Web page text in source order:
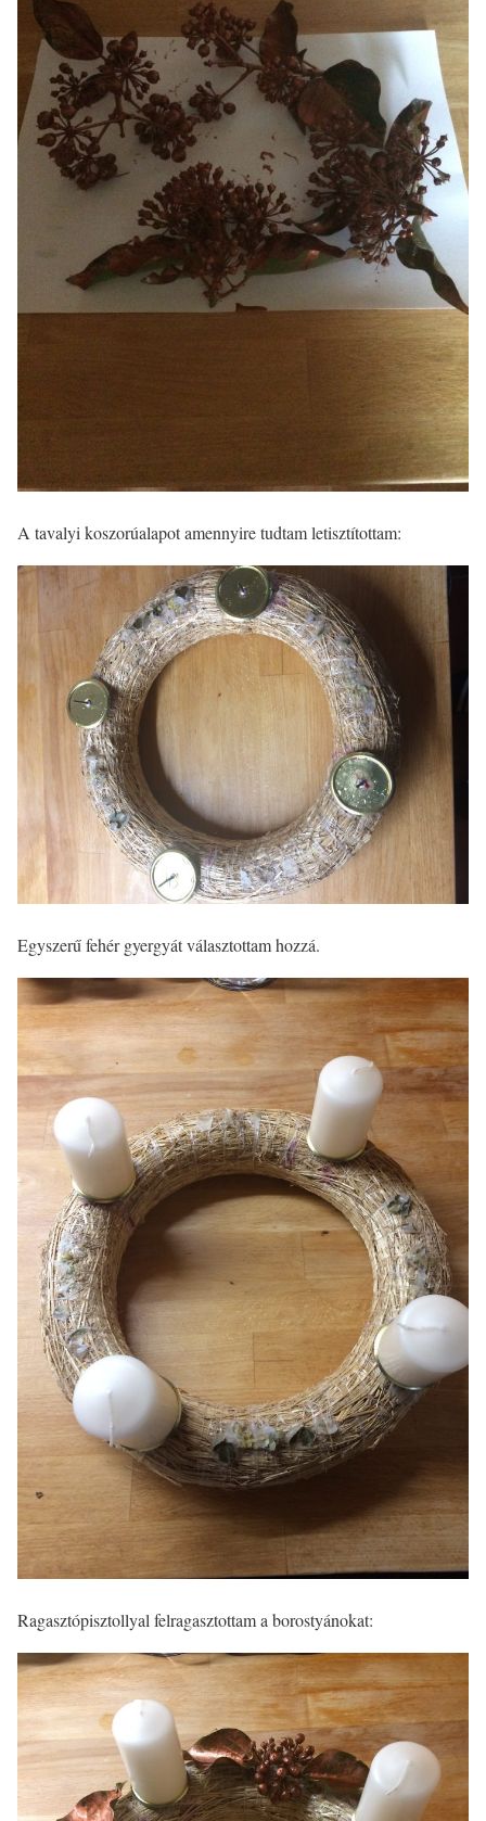
A tavalyi koszorúalapot amennyire tudtam letisztítottam:
Egyszerű fehér gyergyát választottam hozzá.
Ragasztópisztollyal felragasztottam a borostyánokat: